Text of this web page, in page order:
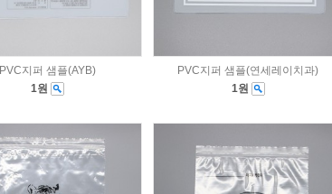
PVC지퍼 샘플(AYB)
1원
PVC지퍼 샘플(연세레이치과)
1원